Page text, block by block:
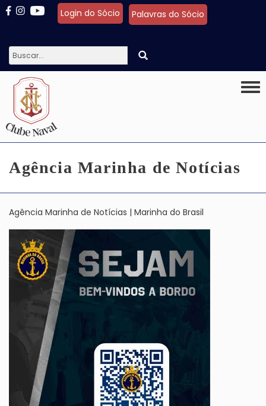
Pular para o conteúdo principal
Login do Sócio Palavras do Sócio
Agência Marinha de Notícias
Agência Marinha de Notícias | Marinha do Brasil
Imagem